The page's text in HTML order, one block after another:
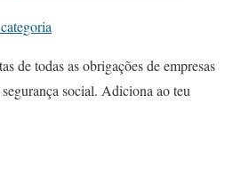
de todas as obrigações de empresas
social. Adiciona ao teu